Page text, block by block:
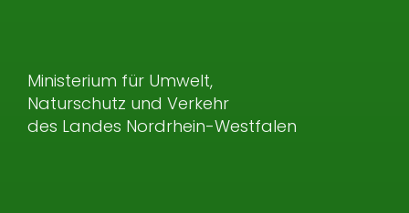
Ministerium für Umwelt,
Naturschutz und Verkehr
des Landes Nordrhein-Westfalen